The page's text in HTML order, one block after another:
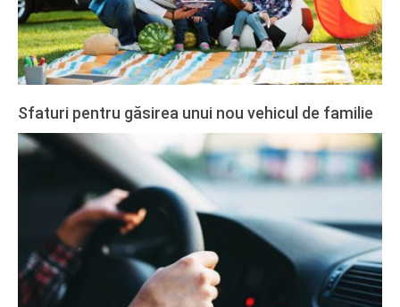
Sfaturi pentru găsirea unui nou vehicul de familie
2020-
02-